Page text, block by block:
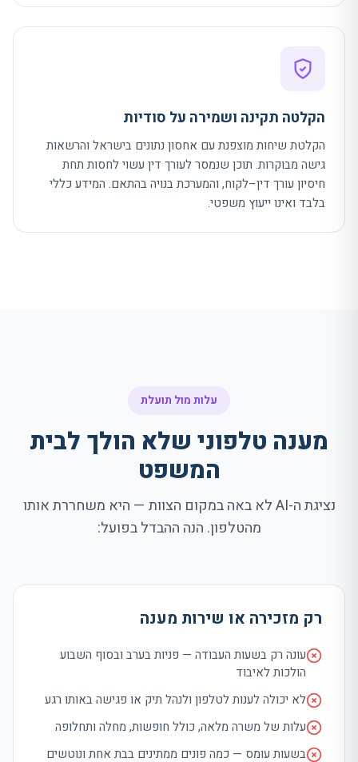
הקלטה תקינה ושמירה על סודיות
הקלטת שיחות מוצפנת עם אחסון נתונים בישראל והרשאות
גישה מבוקרות. תוכן שנמסר לעורך דין עשוי לחסות תחת
חיסיון עורך דין–לקוח, והמערכת בנויה בהתאם. המידע כללי
בלבד ואינו ייעוץ משפטי.
עלות מול תועלת
מענה טלפוני שלא הולך לבית
המשפט
נציגת ה-AIלא באה במקום הצוות — היא משחררת אותו
מהטלפון. הנה ההבדל בפועל:
רק מזכירה או שירות מענה
עונה רק בשעות העבודה — פניות בערב ובסוף השבוע
הולכות לאיבוד
לא יכולה לענות לטלפון ולנהל תיק או פגישה באותו רגע
עלות של משרה מלאה, כולל חופשות, מחלה ותחלופה
בשעות עומס — כמה פונים ממתינים בבת אחת ונוטשים